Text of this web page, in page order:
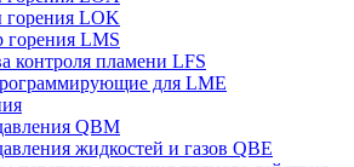
горения LOK
LMS
контроля пламени LFS
для LME
QBM
жидкостей и газов QBE